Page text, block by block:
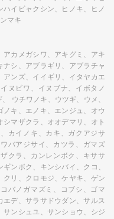
イビャクシン、ヒノキ、ヒノ
マキ
アカメガシワ、アキグミ、アキ
シ、アブラギリ、アブラチャ
ンズ、イイギリ、イタヤカエ
ヌビワ、イヌブナ、イボタノ
ウチワノキ、ウツギ、ウメ、
キ、エノキ、エンジュ、オウ
マザクラ、オオデマリ、オト
カイノキ、カキ、ガクアジサ
バアジサイ、カツラ、ガマズ
クラ、カンレンボク、キササ
ンボク、キンシバイ、クコ、
クリ、クロモジ、ケヤキ、ゲン
バノガマズミ、コブシ、ゴマ
デ、サラサドウダン、サルス
ンシュユ、サンショウ、シジ